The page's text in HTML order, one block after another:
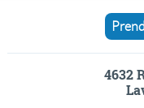
4632